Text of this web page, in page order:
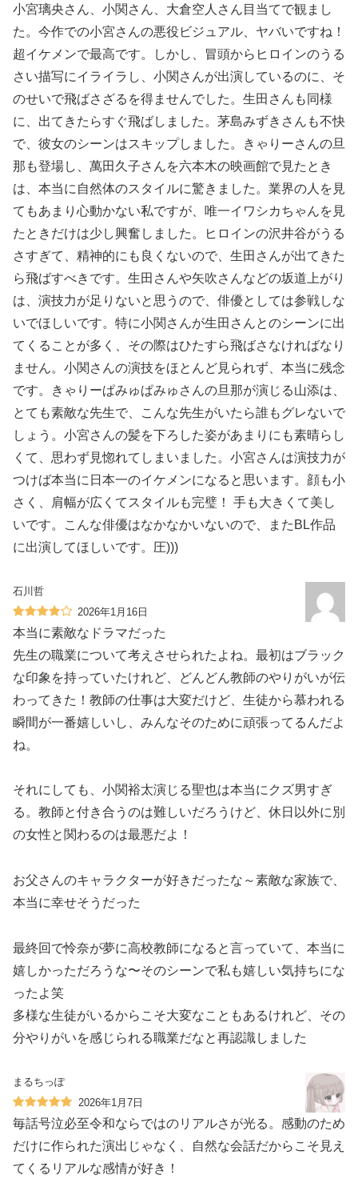
小宮璃央さん、小関さん、大倉空人さん目当てで観まし
た。今作での小宮さんの悪役ビジュアル、ヤバいですね！
超イケメンで最高です。しかし、冒頭からヒロインのうる
さい描写にイライラし、小関さんが出演しているのに、そ
のせいで飛ばさざるを得ませんでした。生田さんも同様
に、出てきたらすぐ飛ばしました。茅島みずきさんも不快
で、彼女のシーンはスキップしました。きゃりーさんの旦
那も登場し、萬田久子さんを六本木の映画館で見たとき
は、本当に自然体のスタイルに驚きました。業界の人を見
てもあまり心動かない私ですが、唯一イワシカちゃんを見
たときだけは少し興奮しました。ヒロインの沢井谷がうる
さすぎて、精神的にも良くないので、生田さんが出てきた
ら飛ばすべきです。生田さんや矢吹さんなどの坂道上がり
は、演技力が足りないと思うので、俳優としては参戦しな
いでほしいです。特に小関さんが生田さんとのシーンに出
てくることが多く、その際はひたすら飛ばさなければなり
ません。小関さんの演技をほとんど見られず、本当に残念
です。きゃりーぱみゅぱみゅさんの旦那が演じる山添は、
とても素敵な先生で、こんな先生がいたら誰もグレないで
しょう。小宮さんの髪を下ろした姿があまりにも素晴らし
くて、思わず見惚れてしまいました。小宮さんは演技力が
つけば本当に日本一のイケメンになると思います。顔も小
さく、肩幅が広くてスタイルも完璧！ 手も大きくて美し
いです。こんな俳優はなかなかいないので、またBL作品
に出演してほしいです。圧)))
石川哲
2026年1月16日
本当に素敵なドラマだった️
先生の職業について考えさせられたよね。最初はブラック
な印象を持っていたけれど、どんどん教師のやりがいが伝
わってきた！教師の仕事は大変だけど、生徒から慕われる
瞬間が一番嬉しいし、みんなそのために頑張ってるんだよ
ね。
それにしても、小関裕太演じる聖也は本当にクズ男すぎ
る。教師と付き合うのは難しいだろうけど、休日以外に別
の女性と関わるのは最悪だよ！
お父さんのキャラクターが好きだったな～素敵な家族で、
本当に幸せそうだった️
最終回で怜奈が夢に高校教師になると言っていて、本当に
嬉しかっただろうな〜そのシーンで私も嬉しい気持ちにな
ったよ笑
多様な生徒がいるからこそ大変なこともあるけれど、その
分やりがいを感じられる職業だなと再認識しました️
まるちっぽ
2026年1月7日
毎話号泣必至令和ならではのリアルさが光る。感動のため
だけに作られた演出じゃなく、自然な会話だからこそ見え
てくるリアルな感情が好き！